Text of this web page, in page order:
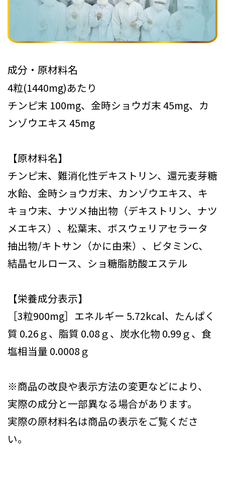
成分・原材料名
4粒(1440mg)あたり
チンピ末 100mg、金時ショウガ末 45mg、カ
ンゾウエキス 45mg
【原材料名】
チンピ末、難消化性デキストリン、還元麦芽糖
水飴、金時ショウガ末、カンゾウエキス、キ
キョウ末、ナツメ抽出物（デキストリン、ナツ
メエキス）、松葉末、ボスウェリアセラータ
抽出物/キトサン（かに由来）、ビタミンC、
結晶セルロース、ショ糖脂肪酸エステル
【栄養成分表示】
［3粒900mg］エネルギー 5.72kcal、たんぱく
質 0.26ｇ、脂質 0.08ｇ、炭水化物 0.99ｇ、食
塩相当量 0.0008ｇ
※商品の改良や表示方法の変更などにより、
実際の成分と一部異なる場合があります。
実際の原材料名は商品の表示をご覧くださ
い。